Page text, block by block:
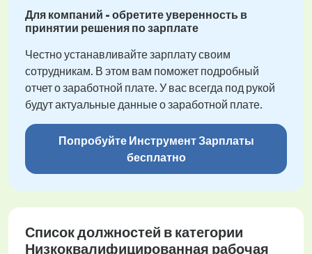
Для компаний - обретите уверенность в
принятии решения по зарплате
Честно устанавливайте зарплату своим
сотрудникам. В этом вам поможет подробный
отчет о заработной плате. У вас всегда под рукой
будут актуальные данные о заработной плате.
Попробуйте Инструмент Зарплаты
бесплатно
Список должностей в категории
Низкоквалифицированная рабочая